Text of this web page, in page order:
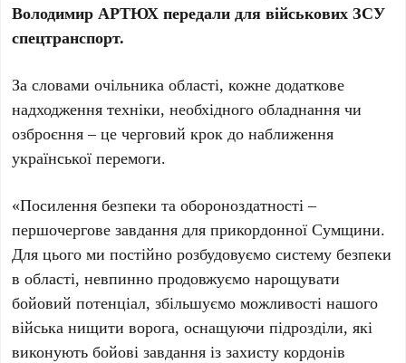
Володимир АРТЮХ передали для військових ЗСУ
спецтранспорт.
За словами очільника області, кожне додаткове
надходження техніки, необхідного обладнання чи
озброєння – це черговий крок до наближення
української перемоги.
«Посилення безпеки та обороноздатності –
першочергове завдання для прикордонної Сумщини.
Для цього ми постійно розбудовуємо систему безпеки
в області, невпинно продовжуємо нарощувати
бойовий потенціал, збільшуємо можливості нашого
війська нищити ворога, оснащуючи підрозділи, які
виконують бойові завдання із захисту кордонів